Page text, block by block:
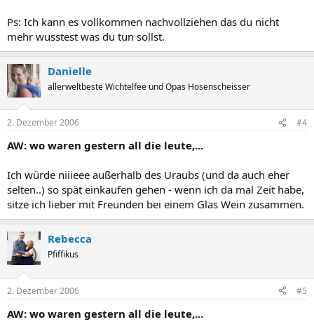
Ps: Ich kann es vollkommen nachvollziehen das du nicht
mehr wusstest was du tun sollst.
Danielle
allerweltbeste Wichtelfee und Opas Hosenscheisser
2. Dezember 2006 #4
AW: wo waren gestern all die leute,...
Ich würde niiieee außerhalb des Uraubs (und da auch eher
selten..) so spät einkaufen gehen - wenn ich da mal Zeit habe,
sitze ich lieber mit Freunden bei einem Glas Wein zusammen.
Rebecca
Pfiffikus
2. Dezember 2006 #5
AW: wo waren gestern all die leute,...